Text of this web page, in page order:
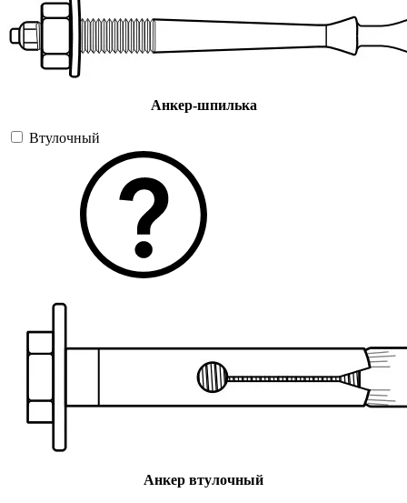
Анкер-шпилька
Втулочный
Анкер втулочный